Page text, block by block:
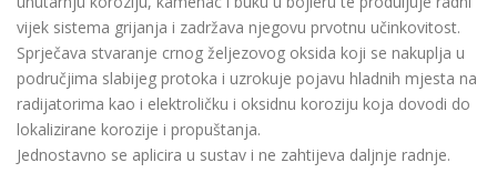
vijek sistema grijanja i zadržava njegovu prvotnu učinkovitost.
Sprječava stvaranje crnog željezovog oksida koji se nakuplja u
područjima slabijeg protoka i uzrokuje pojavu hladnih mjesta na
radijatorima kao i elektroličku i oksidnu koroziju koja dovodi do
lokalizirane korozije i propuštanja.
Jednostavno se aplicira u sustav i ne zahtijeva daljnje radnje.